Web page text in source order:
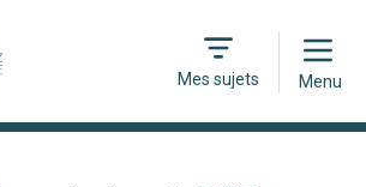
Mes sujets
Open
Menu